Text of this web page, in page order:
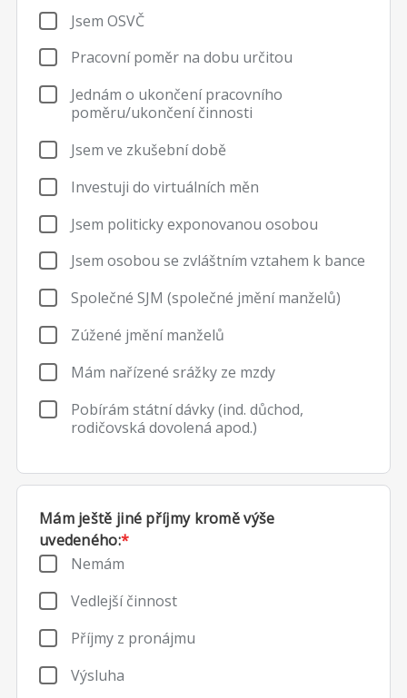
Jsem OSVČ
Pracovní poměr na dobu určitou
Jednám o ukončení pracovního
poměru/ukončení činnosti
Jsem ve zkušební době
Investuji do virtuálních měn
Jsem politicky exponovanou osobou
Jsem osobou se zvláštním vztahem k bance
Společné SJM (společné jmění manželů)
Zúžené jmění manželů
Mám nařízené srážky ze mzdy
Pobírám státní dávky (ind. důchod,
rodičovská dovolená apod.)
Mám ještě jiné příjmy kromě výše
uvedeného:*
Nemám
Vedlejší činnost
Příjmy z pronájmu
Výsluha